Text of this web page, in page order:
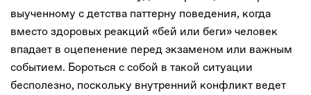
выученному с детства паттерну поведения, когда
вместо здоровых реакций «бей или беги» человек
впадает в оцепенение перед экзаменом или важным
событием. Бороться с собой в такой ситуации
бесполезно, поскольку внутренний конфликт ведет